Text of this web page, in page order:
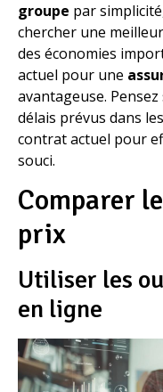
groupe par
chercher une
des économies
actuel pour une
avantageuse.
délais prévus dans
contrat actuel pour
souci.
Comparer
prix
Utiliser les
en ligne